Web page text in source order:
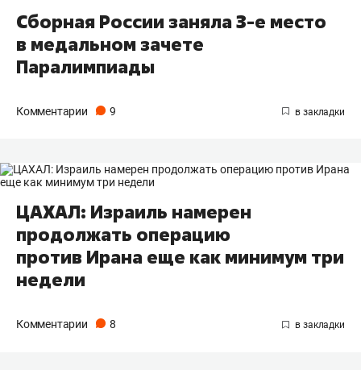
Сборная России заняла 3-е место
в медальном зачете
Паралимпиады
Комментарии 9
ЦАХАЛ: Израиль намерен
продолжать операцию
против Ирана еще как минимум три
недели
Комментарии 8